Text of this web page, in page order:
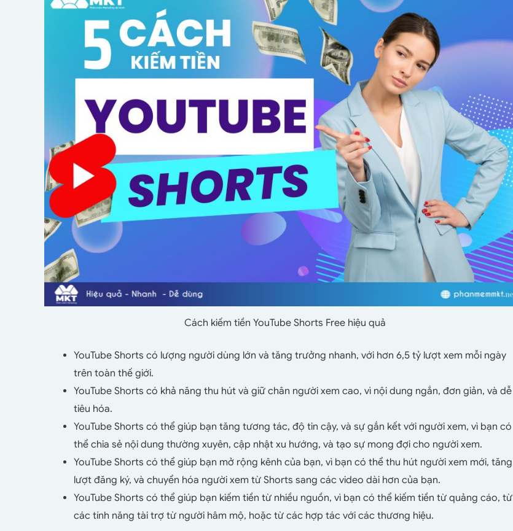
Cách kiếm tiền YouTube Shorts Free hiệu quả
YouTube Shorts có lượng người dùng lớn và tăng trưởng nhanh, với hơn 6,5 tỷ lượt xem mỗi ngày
trên toàn thế giới.
YouTube Shorts có khả năng thu hút và giữ chân người xem cao, vì nội dung ngắn, đơn giản, và dễ
tiêu hóa.
YouTube Shorts có thể giúp bạn tăng tương tác, độ tin cậy, và sự gắn kết với người xem, vì bạn có
thể chia sẻ nội dung thường xuyên, cập nhật xu hướng, và tạo sự mong đợi cho người xem.
YouTube Shorts có thể giúp bạn mở rộng kênh của bạn, vì bạn có thể thu hút người xem mới, tăng
lượt đăng ký, và chuyển hóa người xem từ Shorts sang các video dài hơn của bạn.
YouTube Shorts có thể giúp bạn kiếm tiền từ nhiều nguồn, vì bạn có thể kiếm tiền từ quảng cáo, từ
các tính năng tài trợ từ người hâm mộ, hoặc từ các hợp tác với các thương hiệu.